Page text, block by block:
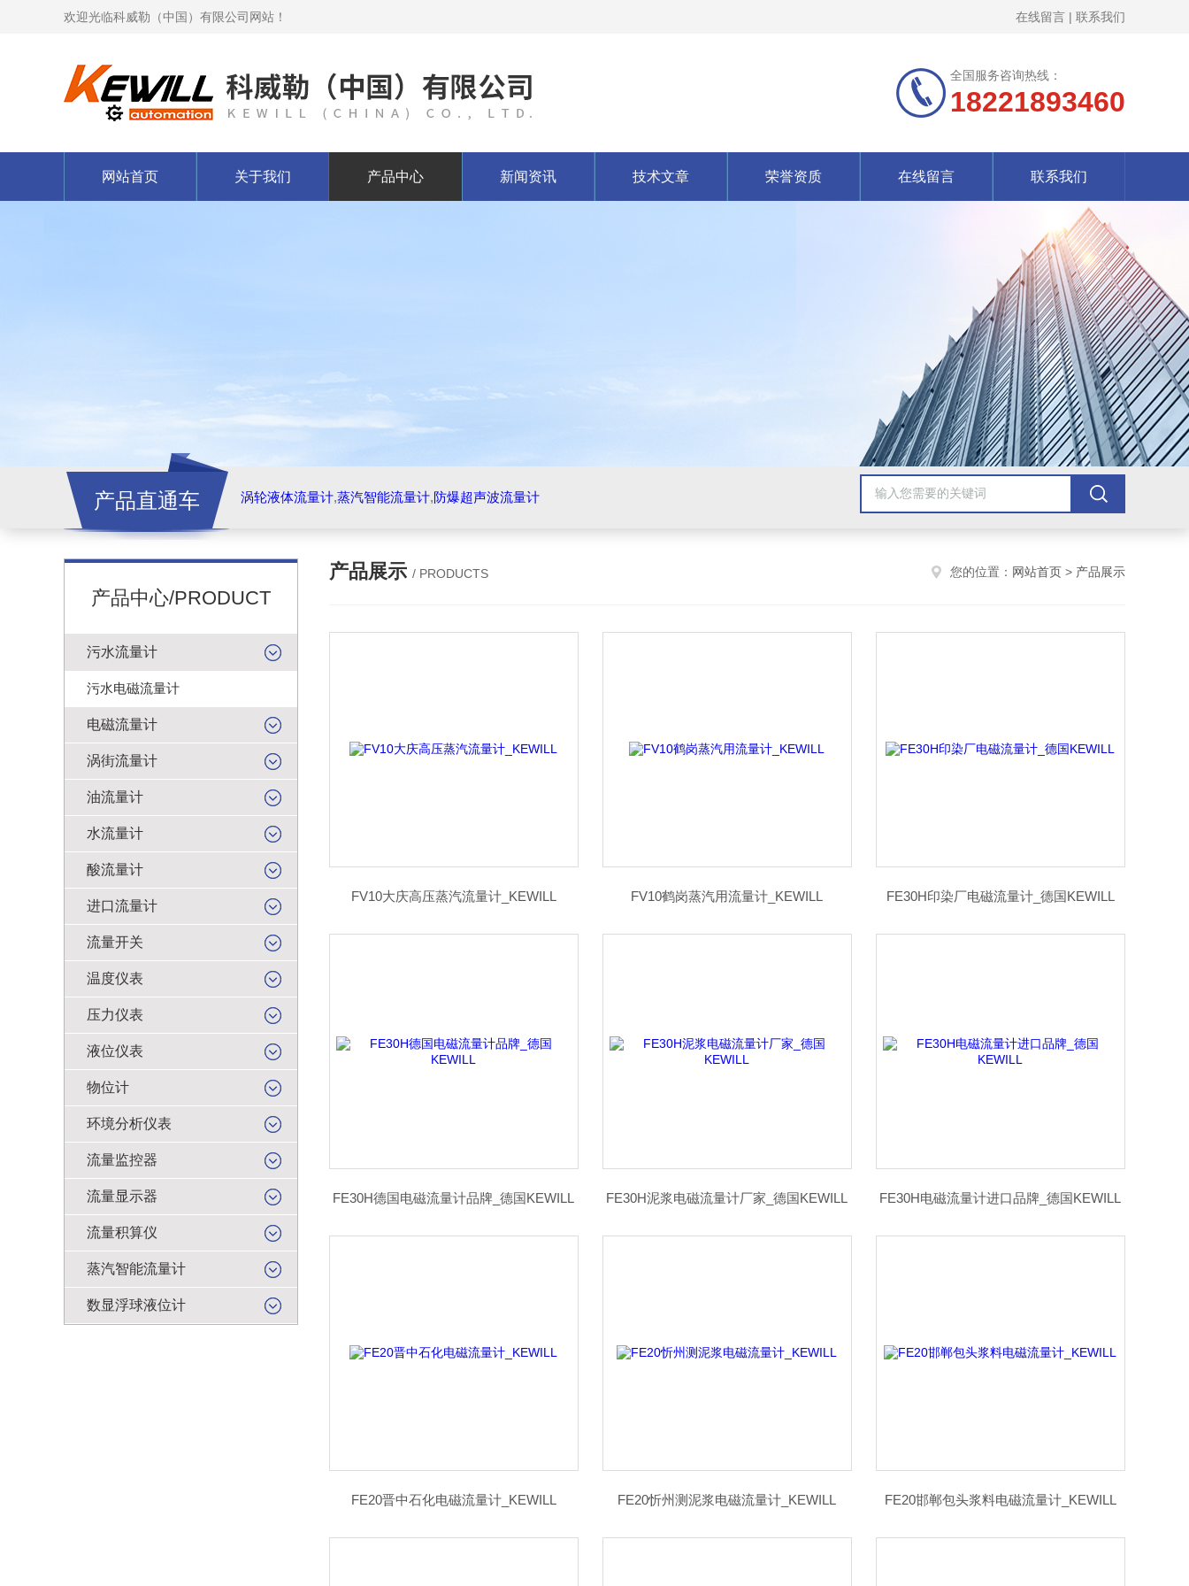
欢迎光临科威勒（中国）有限公司网站！ 在线留言 | 联系我们
全国服务咨询热线：
18221893460
网站首页 关于我们 产品中心 新闻资讯 技术文章 荣誉资质 在线留言 联系我们
产品直通车 涡轮液体流量计,蒸汽智能流量计,防爆超声波流量计
产品中心/PRODUCT
污水流量计
污水电磁流量计
电磁流量计
涡街流量计
油流量计
水流量计
酸流量计
进口流量计
流量开关
温度仪表
压力仪表
液位仪表
物位计
环境分析仪表
流量监控器
流量显示器
流量积算仪
蒸汽智能流量计
数显浮球液位计
产品展示 / PRODUCTS 您的位置： 网站首页 > 产品展示
FV10大庆高压蒸汽流量计_KEWILL FV10鹤岗蒸汽用流量计_KEWILL FE30H印染厂电磁流量计_德国KEWILL
FE30H德国电磁流量计品牌_德国KEWILL FE30H泥浆电磁流量计厂家_德国KEWILL FE30H电磁流量计进口品牌_德国KEWILL
FE20晋中石化电磁流量计_KEWILL FE20忻州测泥浆电磁流量计_KEWILL FE20邯郸包头浆料电磁流量计_KEWILL